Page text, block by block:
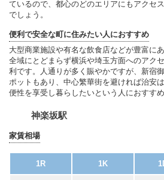
ているので、都心のどのエリアにもアクセ
でしょう。
便利で安全な町に住みたい人におすすめ
大型商業施設や有名な飲食店などが豊富に
全域にとどまらず横浜や埼玉方面へのアク
利です。人通りが多く賑やかですが、新宿
ポットもあり、中心繁華街を避ければ治安
便性を享受し暮らしたいという人におすすめ
神楽坂駅
家賃相場
1R 1K